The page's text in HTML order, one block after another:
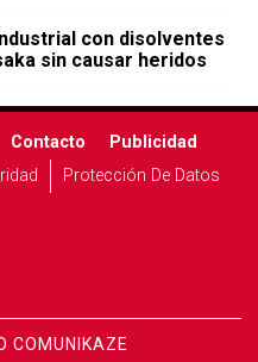
con disolventes
sin causar heridos
Contacto
Publicidad
Protección De Datos
COMUNIKAZE